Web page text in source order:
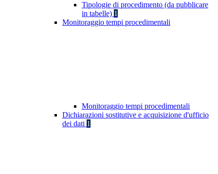
Tipologie di procedimento (da pubblicare
in tabelle) 1
Monitoraggio tempi procedimentali
Monitoraggio tempi procedimentali
Dichiarazioni sostitutive e acquisizione d'ufficio
dei dati 1